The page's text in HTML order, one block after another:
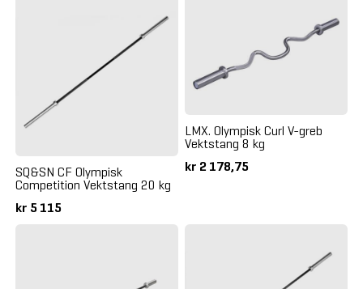
SQ&SN CF Olympisk
Competition Vektstang 20 kg
kr 5 115
LMX. Olympisk Curl V-greb
Vektstang 8 kg
kr 2 178,75